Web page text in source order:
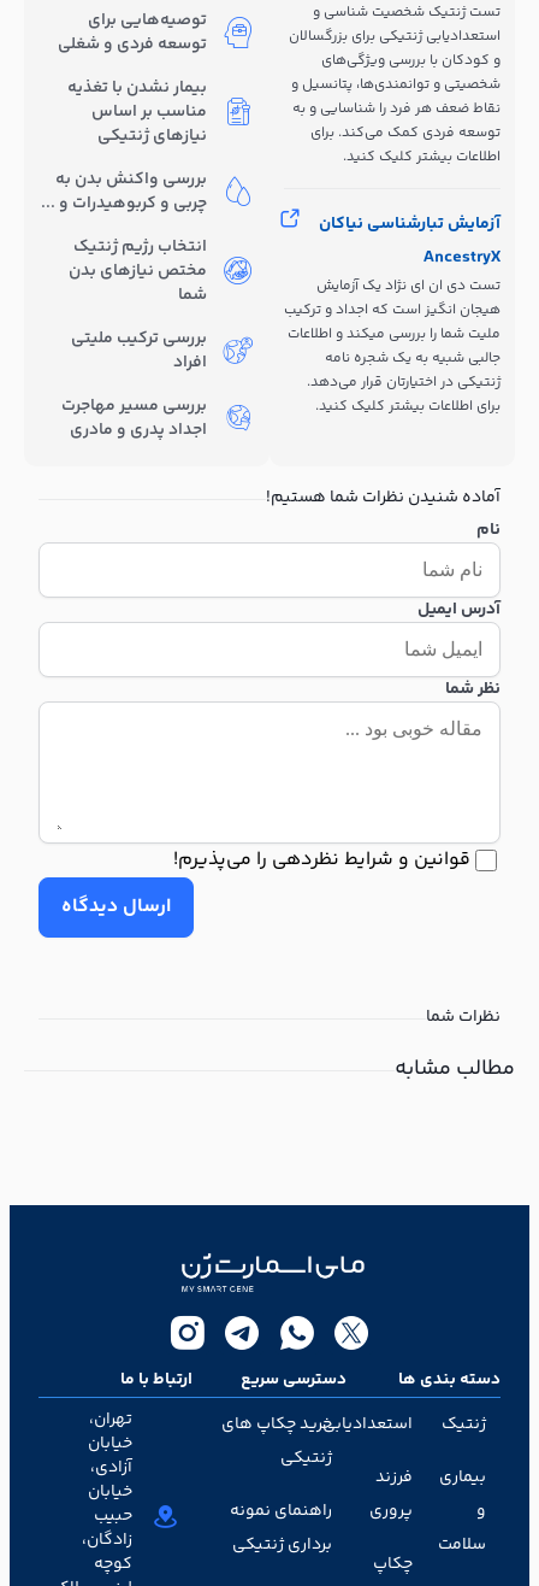
توصیه‌هایی برای
توسعه فردی و شغلی
بیمار نشدن با تغذیه
مناسب بر اساس
نیازهای ژنتیکی
بررسی واکنش بدن به
چربی و کربوهیدرات و ...
انتخاب رژیم ژنتیک
مختص نیازهای بدن
شما
بررسی ترکیب ملیتی
افراد
بررسی مسیر مهاجرت
اجداد پدری و مادری
تست ژنتیک شخصیت شناسی و
استعدادیابی ژنتیکی برای بزرگسالان
و کودکان با بررسی ویژگی‌های
شخصیتی و توانمندی‌ها، پتانسیل و
نقاط ضعف هر فرد را شناسایی و به
توسعه فردی کمک می‌کند. برای
اطلاعات بیشتر کلیک کنید.
آزمایش تبارشناسی نیاکان
AncestryX
تست دی ان ای نژاد یک آزمایش
هیجان انگیز است که اجداد و ترکیب
ملیت شما را بررسی میکند و اطلاعات
جالبی شبیه به یک شجره نامه
ژنتیکی در اختیارتان قرار می‌دهد.
برای اطلاعات بیشتر کلیک کنید.
آماده شنیدن نظرات شما هستیم!
نام
آدرس ایمیل
نظر شما
قوانین و شرایط نظردهی را می‌پذیرم!
ارسال دیدگاه
نظرات شما
مطالب مشابه
دسته بندی ها
ژنتیک
بیماری
و
سلامت
استعدادیابی
فرزند
پروری
چکاپ
دسترسی سریع
خرید چکاپ های
ژنتیکی
راهنمای نمونه
برداری ژنتیکی
ارتباط با ما
تهران،
خیابان
آزادی،
خیابان
حبیب
زادگان،
کوچه